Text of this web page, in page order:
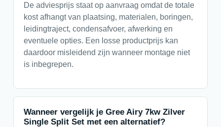
De adviesprijs staat op aanvraag omdat de totale
kost afhangt van plaatsing, materialen, boringen,
leidingtraject, condensafvoer, afwerking en
eventuele opties. Een losse productprijs kan
daardoor misleidend zijn wanneer montage niet
is inbegrepen.
Wanneer vergelijk je Gree Airy 7kw Zilver
Single Split Set met een alternatief?